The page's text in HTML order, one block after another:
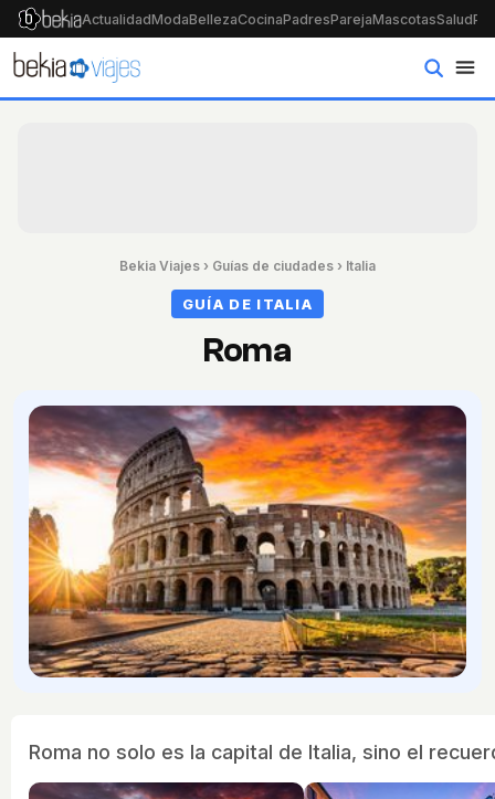
ActualidadModaBellezaCocinaPadresParejaMascotasSalud
Bekia Viajes › Guías de ciudades › Italia
GUÍA DE ITALIA
Roma
Roma no solo es la capital de Italia, sino el